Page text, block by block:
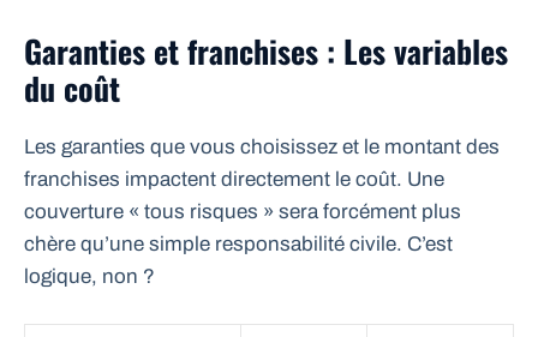
Garanties et franchises : Les variables
du coût
Les garanties que vous choisissez et le montant des
franchises impactent directement le coût. Une
couverture « tous risques » sera forcément plus
chère qu’une simple responsabilité civile. C’est
logique, non ?